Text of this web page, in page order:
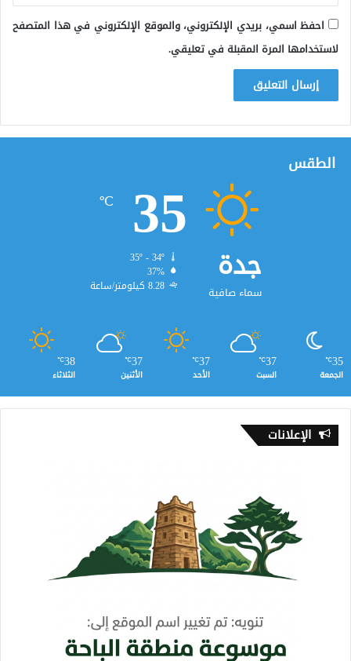
احفظ اسمي، بريدي الإلكتروني، والموقع الإلكتروني في هذا المتصفح
لاستخدامها المرة المقبلة في تعليقي.
الطقس
جدة
سماء صافية
35
℃
35º - 34º
37%
8.28 كيلومتر/ساعة
35
℃
الجمعة
37
℃
السبت
37
℃
الأحد
37
℃
الأثنين
38
℃
الثلاثاء
الإعلانات